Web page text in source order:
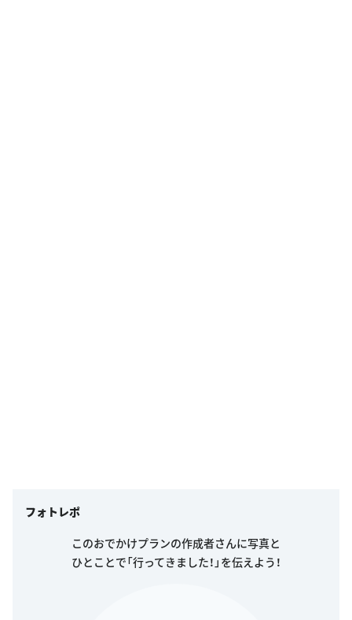
フォトレポ
このおでかけプランの作成者さんに写真と
ひとことで「行ってきました！」を伝えよう！